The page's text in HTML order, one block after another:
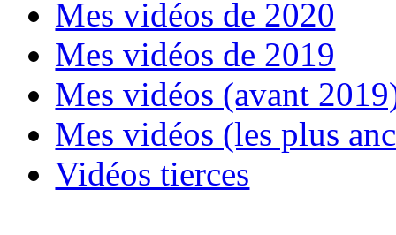
Mes vidéos de 2020
Mes vidéos de 2019
Mes vidéos (avant
Mes vidéos (les plus
Vidéos tierces